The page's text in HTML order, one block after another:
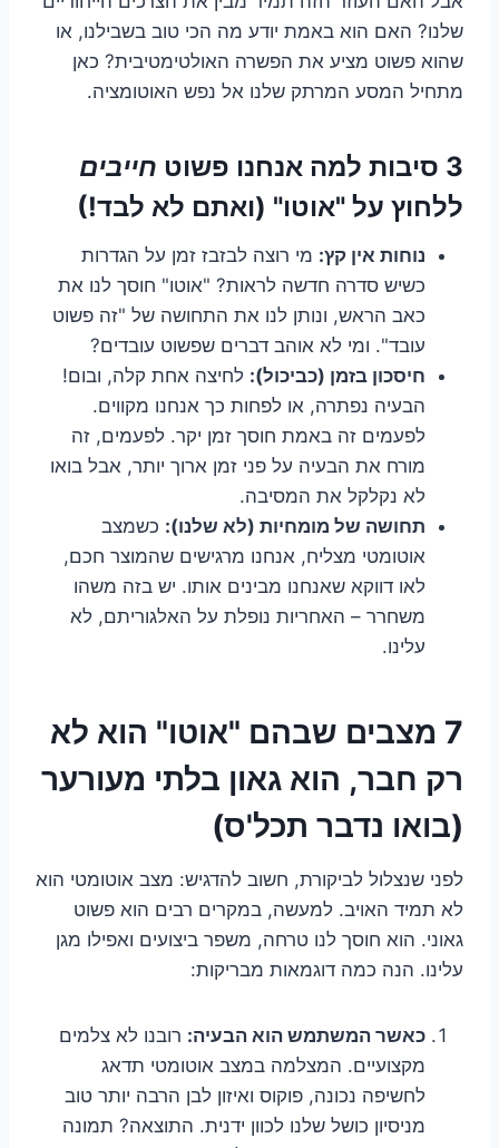
שלנו? האם הוא באמת יודע מה הכי טוב בשבילנו, או
שהוא פשוט מציע את הפשרה האולטימטיבית? כאן
מתחיל המסע המרתק שלנו אל נפש האוטומציה.
3 סיבות למה אנחנו פשוט
חייבים
ללחוץ על "אוטו" (ואתם לא לבד!)
נוחות אין קץ: מי רוצה לבזבז זמן על הגדרות
כשיש סדרה חדשה לראות? "אוטו" חוסך לנו את
כאב הראש, ונותן לנו את התחושה של "זה פשוט
עובד". ומי לא אוהב דברים שפשוט עובדים?
חיסכון בזמן (כביכול): לחיצה אחת קלה, ובום!
הבעיה נפתרה, או לפחות כך אנחנו מקווים.
לפעמים זה באמת חוסך זמן יקר. לפעמים, זה
מורח את הבעיה על פני זמן ארוך יותר, אבל בואו
לא נקלקל את המסיבה.
תחושה של מומחיות (לא שלנו): כשמצב
אוטומטי מצליח, אנחנו מרגישים שהמוצר חכם,
לאו דווקא שאנחנו מבינים אותו. יש בזה משהו
משחרר – האחריות נופלת על האלגוריתם, לא
עלינו.
7 מצבים שבהם "אוטו" הוא לא
רק חבר, הוא גאון בלתי מעורער
(בואו נדבר תכל'ס)
לפני שנצלול לביקורת, חשוב להדגיש: מצב אוטומטי הוא
לא תמיד האויב. למעשה, במקרים רבים הוא פשוט
גאוני. הוא חוסך לנו טרחה, משפר ביצועים ואפילו מגן
עלינו. הנה כמה דוגמאות מבריקות:
כאשר המשתמש הוא הבעיה: רובנו לא צלמים
מקצועיים. המצלמה במצב אוטומטי תדאג
לחשיפה נכונה, פוקוס ואיזון לבן הרבה יותר טוב
מניסיון כושל שלנו לכוון ידנית. התוצאה? תמונה